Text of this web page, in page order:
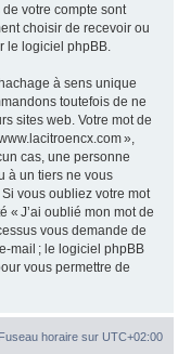
votre compte sont
choisir de recevoir ou
le logiciel phpBB.
à sens unique
toutefois de ne
sites web. Votre mot de
»,
cas, une personne
à un tiers ne vous
vous oubliez votre mot
« J’ai oublié mon mot de
vous demande de
mail ; le logiciel phpBB
vous permettre de
Fuseau horaire sur UTC+02:00